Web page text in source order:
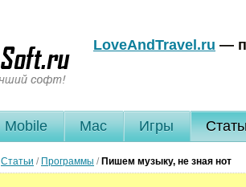
LoveAndTravel.ru —
Mobile Mac Игры
Статьи / Программы / Пишем музыку, не зная нот